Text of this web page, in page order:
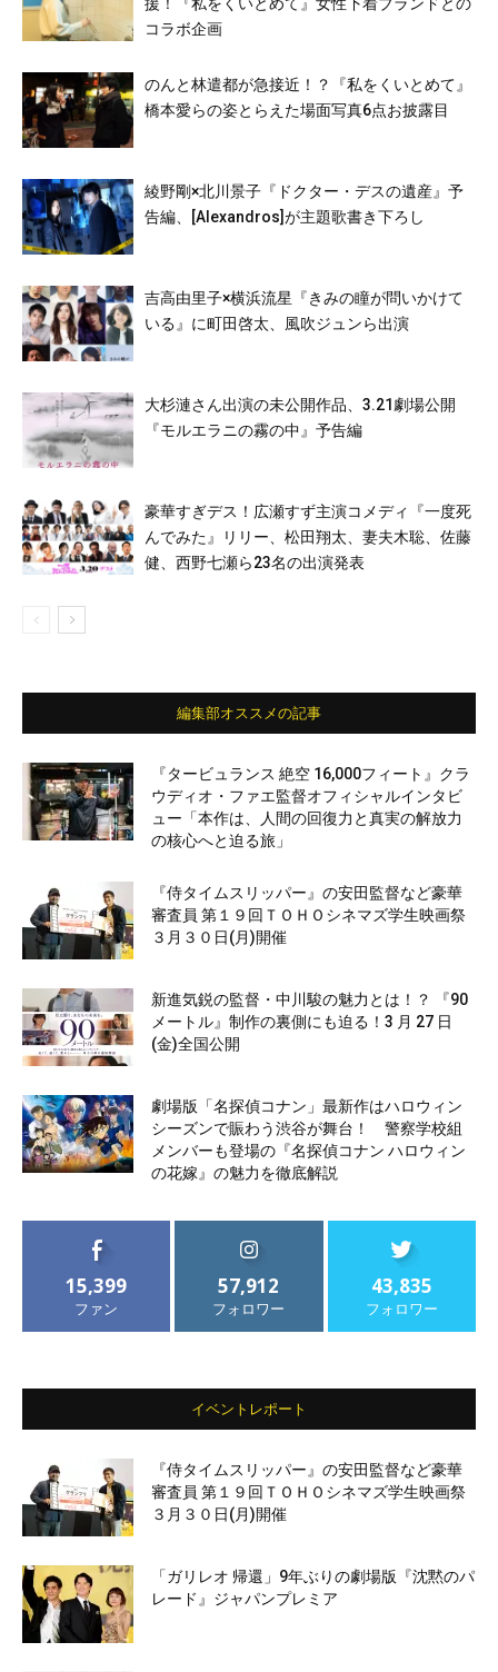
コラボ企画
のんと林遣都が急接近！？『私をくいとめて』
橋本愛らの姿とらえた場面写真6点お披露目
綾野剛×北川景子『ドクター・デスの遺産』予
告編、[Alexandros]が主題歌書き下ろし
吉高由里子×横浜流星『きみの瞳が問いかけて
いる』に町田啓太、風吹ジュンら出演
大杉漣さん出演の未公開作品、3.21劇場公開
『モルエラニの霧の中』予告編
豪華すぎデス！広瀬すず主演コメディ『一度死
んでみた』リリー、松田翔太、妻夫木聡、佐藤
健、西野七瀬ら23名の出演発表
編集部オススメの記事
『タービュランス 絶空 16,000フィート』クラ
ウディオ・ファエ監督オフィシャルインタビ
ュー「本作は、人間の回復力と真実の解放力
の核心へと迫る旅」
『侍タイムスリッパー』の安田監督など豪華
審査員 第１９回ＴＯＨＯシネマズ学生映画祭
３月３０日(月)開催
新進気鋭の監督・中川駿の魅力とは！？ 『90
メートル』制作の裏側にも迫る！3 月 27 日
(金)全国公開
劇場版「名探偵コナン」最新作はハロウィン
シーズンで賑わう渋谷が舞台！ 警察学校組
メンバーも登場の『名探偵コナン ハロウィン
の花嫁』の魅力を徹底解説
15,399
ファン
57,912
フォロワー
43,835
フォロワー
イベントレポート
『侍タイムスリッパー』の安田監督など豪華
審査員 第１９回ＴＯＨＯシネマズ学生映画祭
３月３０日(月)開催
「ガリレオ 帰還」9年ぶりの劇場版『沈黙のパ
レード』ジャパンプレミア